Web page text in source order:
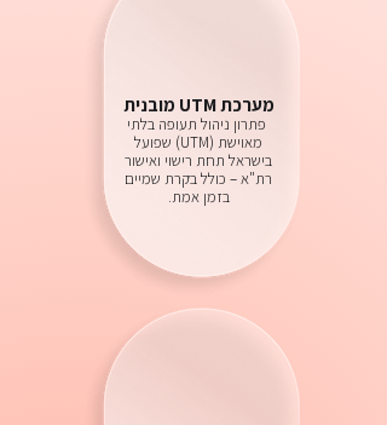
מערכת UTM מובנית
פתרון ניהול תעופה בלתי
מאוישת (UTM) שפועל
בישראל תחת רישוי ואישור
רת"א – כולל בקרת שמיים
בזמן אמת.